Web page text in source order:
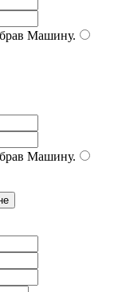
Машину.
Машину.